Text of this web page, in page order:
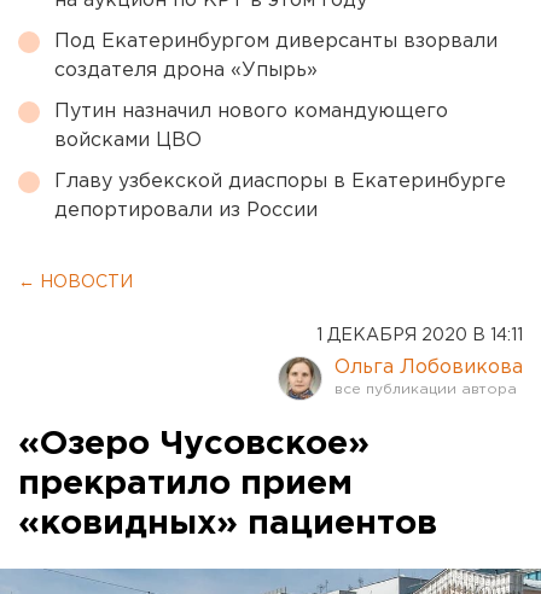
Под Екатеринбургом диверсанты взорвали
создателя дрона «Упырь»
Путин назначил нового командующего
войсками ЦВО
Главу узбекской диаспоры в Екатеринбурге
депортировали из России
← НОВОСТИ
1 ДЕКАБРЯ 2020 В 14:11
Ольга Лобовикова
«Озеро Чусовское»
прекратило прием
«ковидных» пациентов